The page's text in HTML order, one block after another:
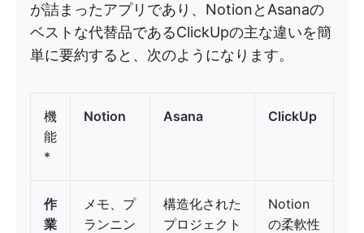
が詰まったアプリであり、NotionとAsanaの
ベストな代替品であるClickUpの主な違いを簡
単に要約すると、次のようになります。
機
能
*
Notion Asana ClickUp
作
業
メモ、プ
ランニン
構造化された
プロジェクト
Notion
の柔軟性